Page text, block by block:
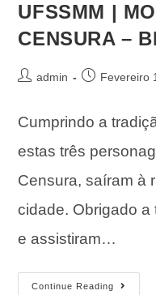
UFSSMM |
CENSURA –
admin Fevereiro
Cumprindo a
estas três
Censura, saíram à
cidade. Obrigado a
e assistiram…
Continue Reading